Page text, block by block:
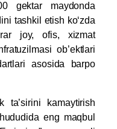
gektar maydonda
tashkil etish ko‘zda
joy, ofis, xizmat
ob’ektlari
asosida barpo
ta’sirini kamaytirish
eng maqbul